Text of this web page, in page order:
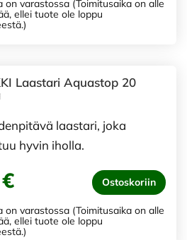
on varastossa (Toimitusaika on alle
ellei tuote ole loppu
Laastari Aquastop 20
laastari, joka
hyvin iholla.
Ostoskoriin
on varastossa (Toimitusaika on alle
ellei tuote ole loppu